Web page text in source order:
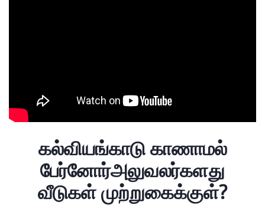
கல்வியங்காடு காணாமல்
பேர்னோர்அலுவலர்களது
வீடுகள் முற்றுகைக்குள்?